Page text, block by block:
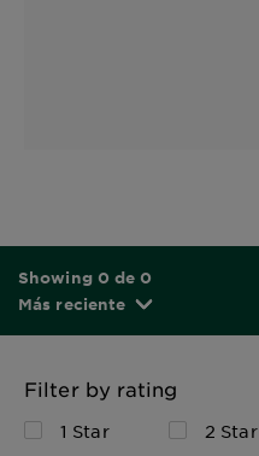
Showing 0 de 0
Más reciente
Filter by rating
1 Star 2 Star